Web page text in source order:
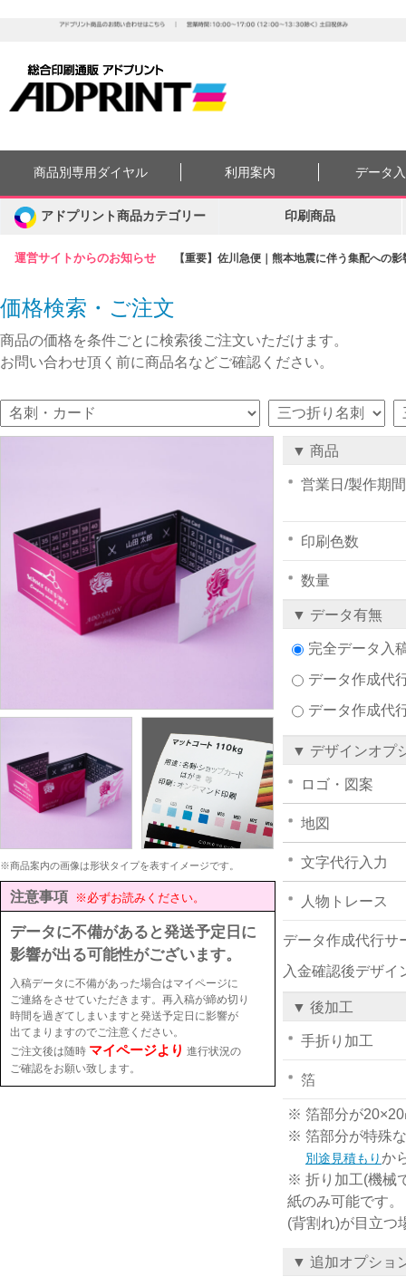
運営サイトからのお知らせ 【重要】佐川急便｜熊本地震に伴う集配への
商品別専用ダイヤル 利用案内 データ
アドプリント商品カテゴリー 印刷商品
価格検索・ご注文
商品の価格を条件ごとに検索後ご注文いただけます。
お問い合わせ頂く前に商品名などご確認ください。
※商品案内の画像は形状タイプを表すイメージです。
注意事項 ※必ずお読みください。
データに不備があると発送予定日に
影響が出る可能性がございます。
入稿データに不備があった場合はマイページに
ご連絡をさせていただきます。再入稿が締め切り
時間を過ぎてしまいますと発送予定日に影響が
出てまりますのでご注意ください。
ご注文後は随時 マイページより 進行状況の
ご確認をお願い致します。
▼ 商品
営業日/製作期間
印刷色数
数量
▼ データ有無
完全データ入
データ作成代
データ作成代
▼ デザインオプ
ロゴ・図案
地図
文字代行入力
人物トレース
データ作成代行サ
入金確認後デザイ
▼ 後加工
手折り加工
箔
※ 箔部分が20×20
※ 箔部分が特殊
別途見積もりか
※ 折り加工(機械
紙のみ可能です
(背割れ)が目立つ
▼ 追加オプショ